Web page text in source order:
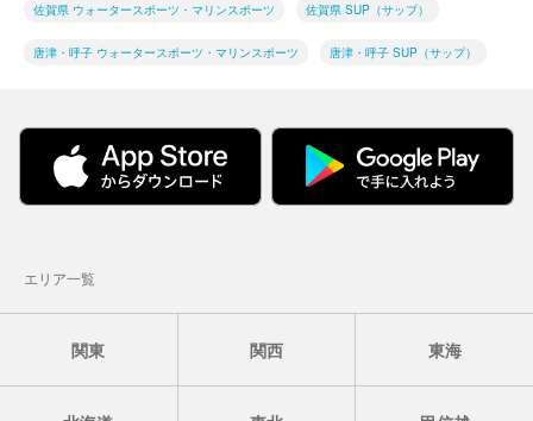
佐賀県 ウォータースポーツ・マリンスポーツ 佐賀県 SUP（サップ）
唐津・呼子 ウォータースポーツ・マリンスポーツ 唐津・呼子 SUP（サップ）
エリア一覧
関東 関西 東海